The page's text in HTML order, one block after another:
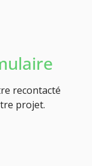
recontacté
projet.